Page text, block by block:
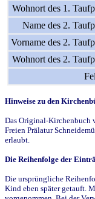
Wohnort des 1.
Name des 2.
Vorname des 2.
Wohnort des 2.
Hinweise zu den
Das Original-Kirchenbuch
Freien Prälatur
erlaubt.
Die Reihenfolge der
Die ursprüngliche
Kind eben später getauft.